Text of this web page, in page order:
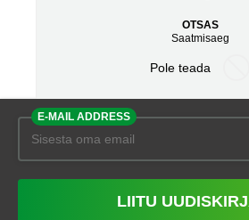
OTSAS
Saatmisaeg
Pole teada
E-MAIL ADDRESS
LIITU